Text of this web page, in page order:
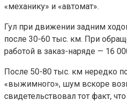
«механику» и «автомат».
Гул при движении задним
после 30-60 тыс. км. При
работой в заказ-наряде — 16
После 50-80 тыс. км нередко
«выжимного», шум вскоре
свидетельствовал тот факт,